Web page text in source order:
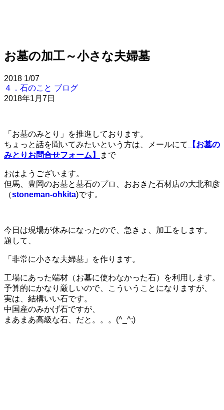
お墓の加工～小さな夫婦墓
2018 1/07
４．石のこと ブログ
2018年1月7日
「お墓のみとり」を推進しております。
ちょっと話を聞いてみたいという方は、メールにて
【お墓の
みとりお問合せフォーム】
まで
おはようございます。
但馬、豊岡のお墓と墓石のプロ、おおきた石材店の大北和彦
（stoneman-ohkita)です。
今日は現場が休みになったので、急きょ、加工をします。
題して、
「非常に小さな夫婦墓」を作ります。
工場にあった端材（お墓に使わなかった石）を利用します。
予算的にかなり厳しいので、こういうことになりますが、
実は、結構いい石です。
中国産のみかげ石ですが、
まあまあ高級な石、だと。。。(^_^;)